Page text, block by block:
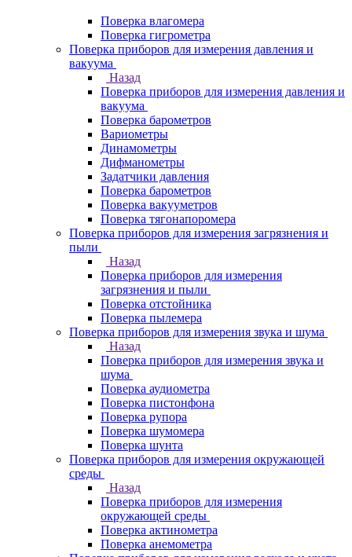
Поверка влагомера
Поверка гигрометра
Поверка приборов для измерения давления и
вакуума
Назад
Поверка приборов для измерения давления и
вакуума
Поверка барометров
Вариометры
Динамометры
Дифманометры
Задатчики давления
Поверка барометров
Поверка вакууметров
Поверка тягонапоромера
Поверка приборов для измерения загрязнения и
пыли
Назад
Поверка приборов для измерения
загрязнения и пыли
Поверка отстойника
Поверка пылемера
Поверка приборов для измерения звука и шума
Назад
Поверка приборов для измерения звука и
шума
Поверка аудиометра
Поверка пистонфона
Поверка рупора
Поверка шумомера
Поверка шунта
Поверка приборов для измерения окружающей
среды
Назад
Поверка приборов для измерения
окружающей среды
Поверка актинометра
Поверка анемометра